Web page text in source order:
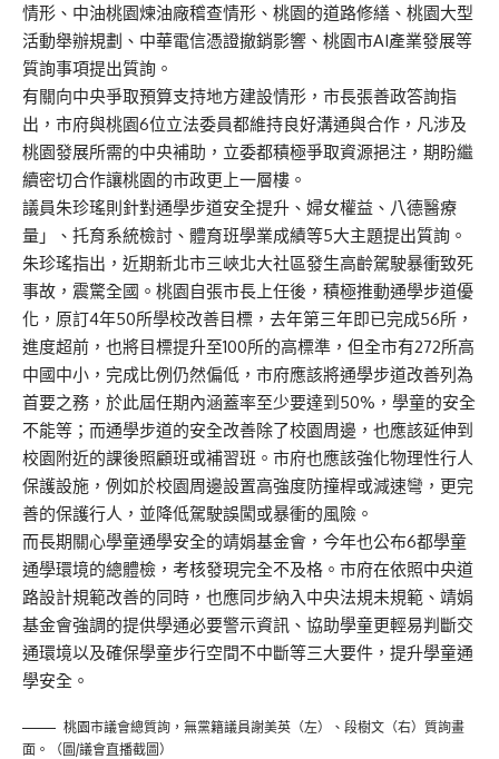
情形、中油桃園煉油廠稽查情形、桃園的道路修繕、桃園大型
活動舉辦規劃、中華電信憑證撤銷影響、桃園市AI產業發展等
質詢事項提出質詢。
有關向中央爭取預算支持地方建設情形，市長張善政答詢指
出，市府與桃園6位立法委員都維持良好溝通與合作，凡涉及
桃園發展所需的中央補助，立委都積極爭取資源挹注，期盼繼
續密切合作讓桃園的市政更上一層樓。
議員朱珍瑤則針對通學步道安全提升、婦女權益、八德醫療
量」、托育系統檢討、體育班學業成績等5大主題提出質詢。
朱珍瑤指出，近期新北市三峽北大社區發生高齡駕駛暴衝致死
事故，震驚全國。桃園自張市長上任後，積極推動通學步道優
化，原訂4年50所學校改善目標，去年第三年即已完成56所，
進度超前，也將目標提升至100所的高標準，但全市有272所高
中國中小，完成比例仍然偏低，市府應該將通學步道改善列為
首要之務，於此屆任期內涵蓋率至少要達到50%，學童的安全
不能等；而通學步道的安全改善除了校園周邊，也應該延伸到
校園附近的課後照顧班或補習班。市府也應該強化物理性行人
保護設施，例如於校園周邊設置高強度防撞桿或減速彎，更完
善的保護行人，並降低駕駛誤闖或暴衝的風險。
而長期關心學童通學安全的靖娟基金會，今年也公布6都學童
通學環境的總體檢，考核發現完全不及格。市府在依照中央道
路設計規範改善的同時，也應同步納入中央法規未規範、靖娟
基金會強調的提供學通必要警示資訊、協助學童更輕易判斷交
通環境以及確保學童步行空間不中斷等三大要件，提升學童通
學安全。
桃園市議會總質詢，無黨籍議員謝美英（左）、段樹文（右）質詢畫
面。（圖/議會直播截圖）